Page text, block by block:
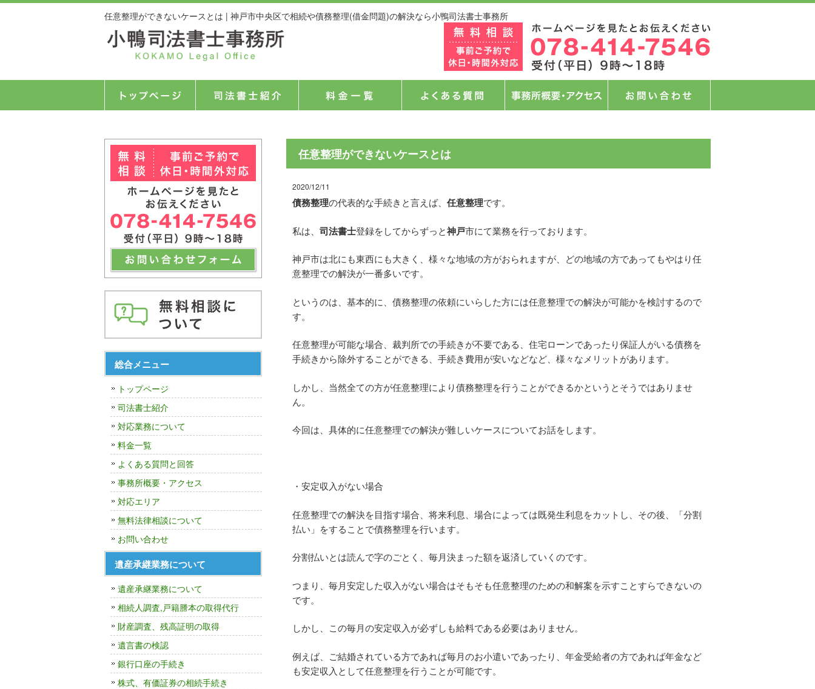
任意整理ができないケースとは | 神戸市中央区で相続や債務整理(借金問題)の解決なら小鴨司法書士事務所
任意整理ができないケースとは
2020/12/11
債務整理の代表的な手続きと言えば、 任意整理です。
私は、 司法書士登録をしてからずっと神戸市にて業務を行っております。
神戸市は北にも東西にも大きく、様々な地域の方がおられますが、どの地域の方であってもやはり任
意整理での解決が一番多いです。
というのは、基本的に、債務整理の依頼にいらした方には任意整理での解決が可能かを検討するので
す。
任意整理が可能な場合、裁判所での手続きが不要である、住宅ローンであったり保証人がいる債務を
手続きから除外することができる、手続き費用が安いなどなど、様々なメリットがあります。
しかし、当然全ての方が任意整理により債務整理を行うことができるかというとそうではありませ
ん。
今回は、具体的に任意整理での解決が難しいケースについてお話をします。
・安定収入がない場合
任意整理での解決を目指す場合、将来利息、場合によっては既発生利息をカットし、その後、「分割
払い」をすることで債務整理を行います。
分割払いとは読んで字のごとく、毎月決まった額を返済していくのです。
つまり、毎月安定した収入がない場合はそもそも任意整理のための和解案を示すことすらできないの
です。
しかし、この毎月の安定収入が必ずしも給料である必要はありません。
例えば、ご結婚されている方であれば毎月のお小遣いであったり、年金受給者の方であれば年金など
も安定収入として任意整理を行うことが可能です。
総合メニュー
トップページ
司法書士紹介
対応業務について
料金一覧
よくある質問と回答
事務所概要・アクセス
対応エリア
無料法律相談について
お問い合わせ
遺産承継業務について
遺産承継業務について
相続人調査,戸籍謄本の取得代行
財産調査、残高証明の取得
遺言書の検認
銀行口座の手続き
株式、有価証券の相続手続き